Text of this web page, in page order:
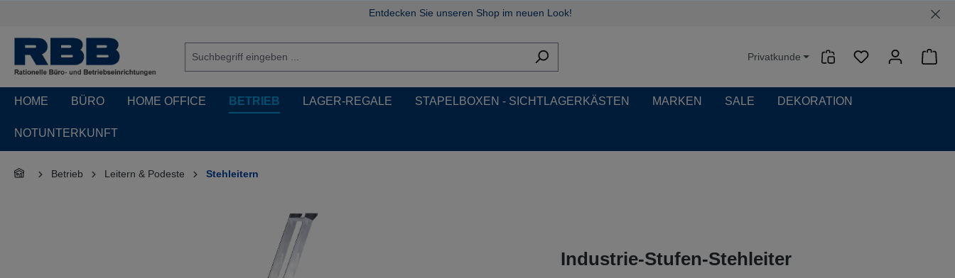
Entdecken Sie unseren Shop im neuen Look!
Privatkunde
HOME BÜRO HOME OFFICE BETRIEB LAGER-REGALE STAPELBOXEN - SICHTLAGERKÄSTEN MARKEN SALE DEKORATION
NOTUNTERKUNFT
Betrieb Leitern & Podeste Stehleitern
Industrie-Stufen-Stehleiter